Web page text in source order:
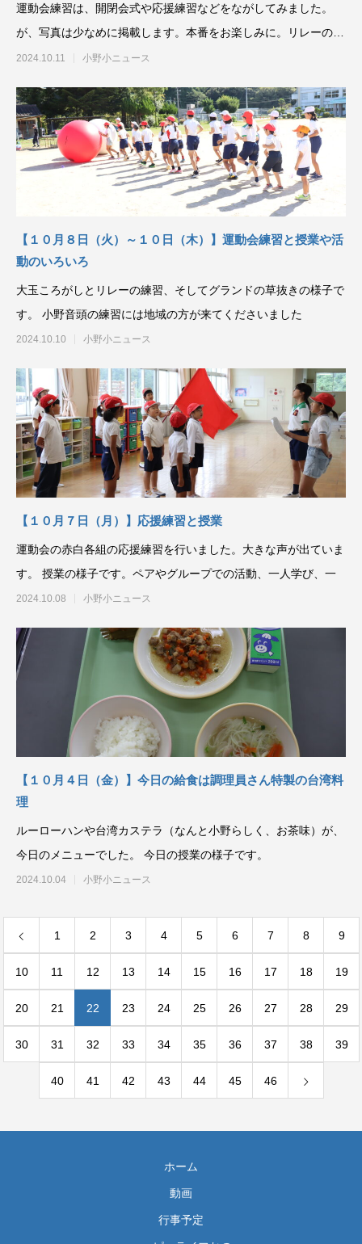
運動会練習は、開閉会式や応援練習などをながしてみました。
が、写真は少なめに掲載します。本番をお楽しみに。リレーのバ
トン渡し練習です。
2024.10.11 小野小ニュース
【１０月８日（火）～１０日（木）】運動会練習と授業や活
動のいろいろ
大玉ころがしとリレーの練習、そしてグランドの草抜きの様子で
す。 小野音頭の練習には地域の方が来てくださいました
2024.10.10 小野小ニュース
【１０月７日（月）】応援練習と授業
運動会の赤白各組の応援練習を行いました。大きな声が出ていま
す。 授業の様子です。ペアやグループでの活動、一人学び、一
2024.10.08 小野小ニュース
【１０月４日（金）】今日の給食は調理員さん特製の台湾料
理
ルーローハンや台湾カステラ（なんと小野らしく、お茶味）が、
今日のメニューでした。 今日の授業の様子です。
2024.10.04 小野小ニュース
1 2 3 4 5 6 7 8 9
10 11 12 13 14 15 16 17 18 19
20 21 22 23 24 25 26 27 28 29
30 31 32 33 34 35 36 37 38 39
40 41 42 43 44 45 46
ホーム
動画
行事予定